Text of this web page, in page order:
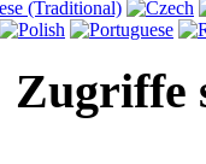
Zugriffe